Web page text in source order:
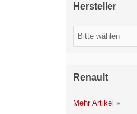
Hersteller
Renault
Mehr Artikel »